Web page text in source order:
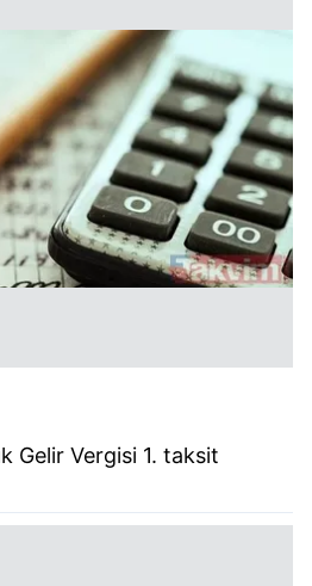
aşağıda yer alan panel
Çerezlere ilişkin detaylı bilgi
Çerez Bilgilendirme
Korunması Kanunu uyarınca
Metnimizi okumak ve sitemizde
kullanılan çerezlerle ilgili bilgi
.
Gelir Vergisi 1. taksit